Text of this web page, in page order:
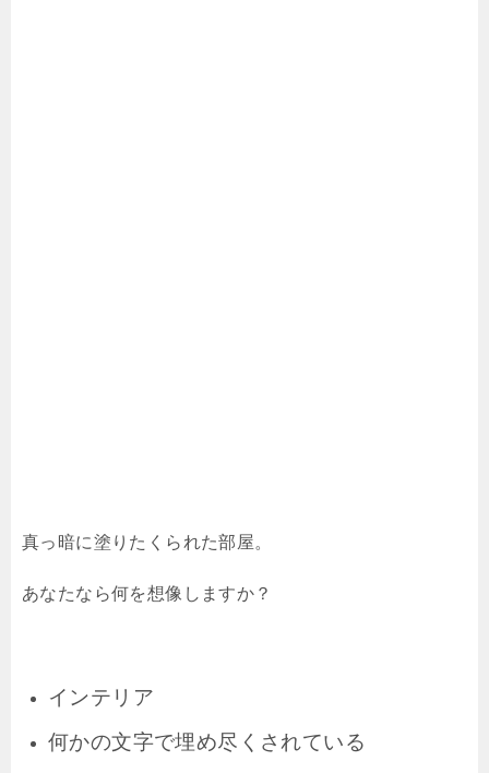
真っ暗に塗りたくられた部屋。
あなたなら何を想像しますか？
インテリア
何かの文字で埋め尽くされている